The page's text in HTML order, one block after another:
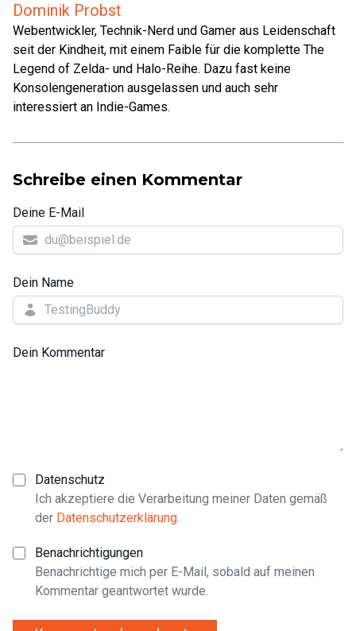
Dominik Probst
Webentwickler, Technik-Nerd und Gamer aus Leidenschaft
seit der Kindheit, mit einem Faible für die komplette The
Legend of Zelda- und Halo-Reihe. Dazu fast keine
Konsolengeneration ausgelassen und auch sehr
interessiert an Indie-Games.
Schreibe einen Kommentar
Deine E-Mail
Dein Name
Dein Kommentar
Datenschutz
Ich akzeptiere die Verarbeitung meiner Daten gemäß
der Datenschutzerklärung.
Benachrichtigungen
Benachrichtige mich per E-Mail, sobald auf meinen
Kommentar geantwortet wurde.